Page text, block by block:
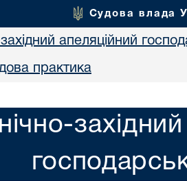
Судова влада
західний апеляційний
практика